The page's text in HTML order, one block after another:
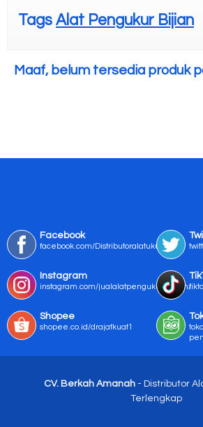
Tags Alat Pengukur Bijian
Maaf, belum tersedia produk
Facebook
facebook.com/Distributoralatukur
Instagram
instagram.com/jualalatpengukurmurah/
Shopee
shopee.co.id/drajatkuat1
CV. Berkah Amanah - Distributor
Terlengkap